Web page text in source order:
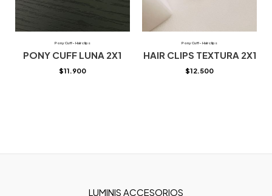
Pony Cuff- Hair clips
PONY CUFF LUNA 2X1
$11.900
Pony Cuff- Hair clips
HAIR CLIPS TEXTURA 2X1
$12.500
LUMINIS ACCESORIOS